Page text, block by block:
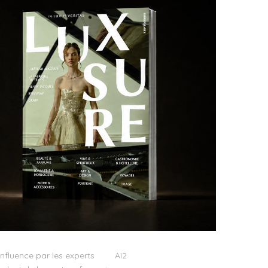
par les experts
AI2